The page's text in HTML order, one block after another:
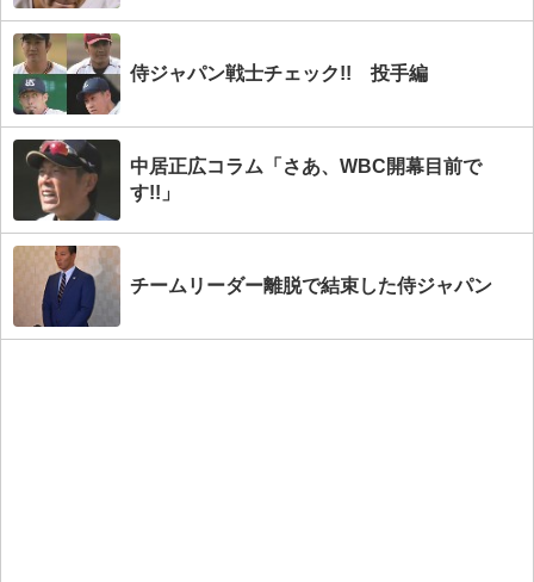
侍ジャパン戦士チェック!! 投手編
中居正広コラム「さあ、WBC開幕目前で
す!!」
チームリーダー離脱で結束した侍ジャパン